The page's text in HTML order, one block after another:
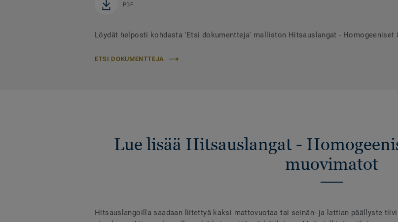
PDF
Löydät helposti kohdasta 'Etsi dokumentteja' malliston Hitsauslangat -
ETSI DOKUMENTTEJA
Lue lisää Hitsauslangat -
muovimatot
Hitsauslangoilla saadaan liitettyä kaksi mattovuotaa tai seinän- ja lattian päällyste